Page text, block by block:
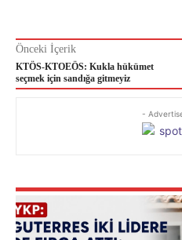
Önceki İçerik
KTÖS-KTOEÖS: Kukla hükümet
seçmek için sandığa gitmeyiz
-